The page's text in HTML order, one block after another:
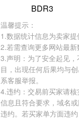
BDR3
温馨提示：
1.数据统计信息为卖家
2.若需查询更多网站最
3.声明：为了安全起见
目，出现任何后果均与
系客服举报。
4.违约：交易前买家请
信息且符合要求，域名
违约。若买家单方面违
权重:BDR2
去看看 >